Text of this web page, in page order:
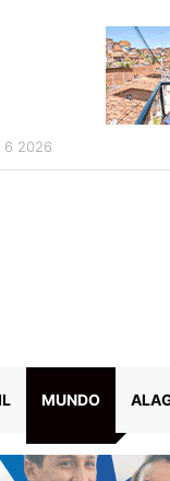
6 2026
MUNDO